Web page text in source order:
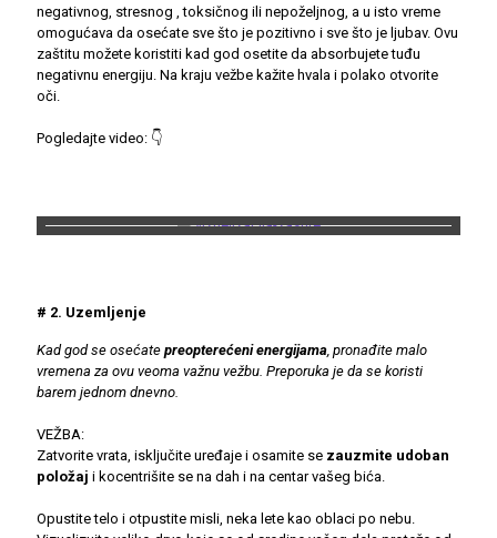
negativnog, stresnog , toksičnog ili nepoželjnog, a u isto vreme
omogućava da osećate sve što je pozitivno i sve što je ljubav. Ovu
zaštitu možete koristiti kad god osetite da absorbujete tuđu
negativnu energiju. Na kraju vežbe kažite hvala i polako otvorite
oči.
Pogledajte video: 👇
# 2. Uzemljenje
Kad god se osećate preopterećeni energijama, pronađite malo
vremena za ovu veoma važnu vežbu. Preporuka je da se koristi
barem jednom dnevno.
VEŽBA:
Zatvorite vrata, isključite uređaje i osamite se zauzmite udoban
položaj i kocentrišite se na dah i na centar vašeg bića.
Opustite telo i otpustite misli, neka lete kao oblaci po nebu.